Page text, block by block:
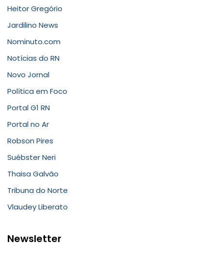
Heitor Gregório
Jardilino News
Nominuto.com
Notícias do RN
Novo Jornal
Política em Foco
Portal G1 RN
Portal no Ar
Robson Pires
Suébster Neri
Thaisa Galvão
Tribuna do Norte
Vlaudey Liberato
Newsletter